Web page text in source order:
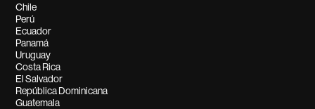
Chile
Perú
Ecuador
Panamá
Uruguay
Costa Rica
El Salvador
República Dominicana
Guatemala